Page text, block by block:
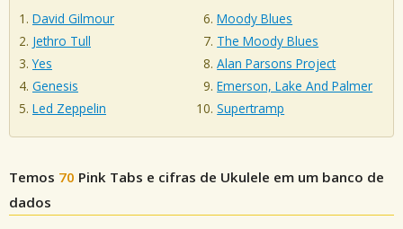
David Gilmour
Jethro Tull
Yes
Genesis
Led Zeppelin
Moody Blues
The Moody Blues
Alan Parsons Project
Emerson, Lake And Palmer
Supertramp
Temos 70 Pink Tabs e cifras de Ukulele em um banco de
dados